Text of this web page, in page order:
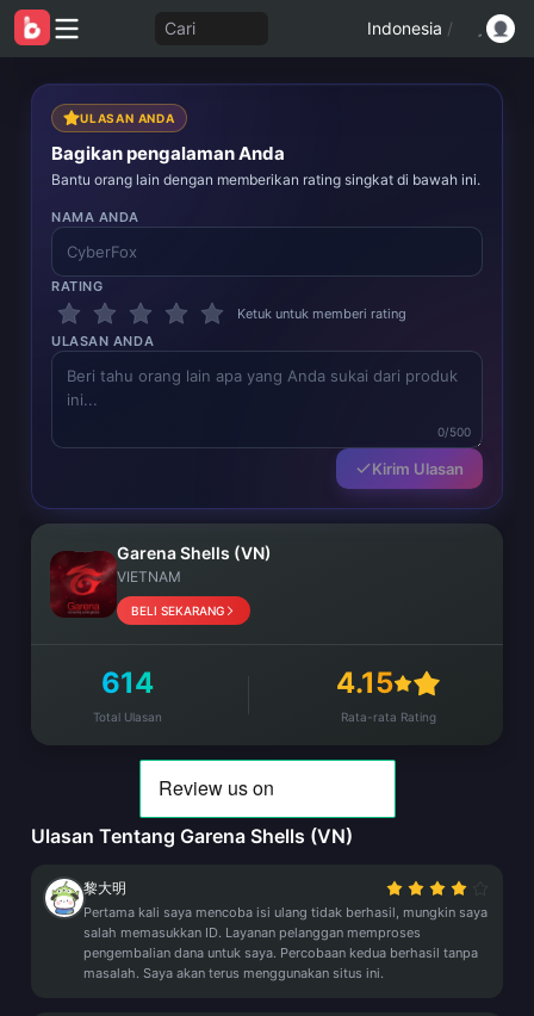
Cari Indonesia /
ULASAN ANDA
Bagikan pengalaman Anda
Bantu orang lain dengan memberikan rating singkat di bawah ini.
NAMA ANDA
RATING
Ketuk untuk memberi rating
ULASAN ANDA
0/500
Kirim Ulasan
Garena Shells (VN)
VIETNAM
BELI SEKARANG
614
Total Ulasan
4.15
Rata-rata Rating
Ulasan Tentang Garena Shells (VN)
黎大明
Pertama kali saya mencoba isi ulang tidak berhasil, mungkin saya
salah memasukkan ID. Layanan pelanggan memproses
pengembalian dana untuk saya. Percobaan kedua berhasil tanpa
masalah. Saya akan terus menggunakan situs ini.